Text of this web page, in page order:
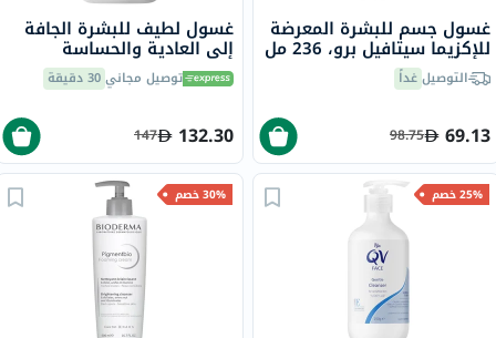
غسول جسم للبشرة المعرضة
للإكزيما سيتافيل برو، 236 مل
التوصيلغداً
69.13
98.75
غسول لطيف للبشرة الجافة
إلى العادية والحساسة
سيتافيل، 473 ملتوصيل مجاني30 دقيقة
132.30
147
25% خصم 30% خصم